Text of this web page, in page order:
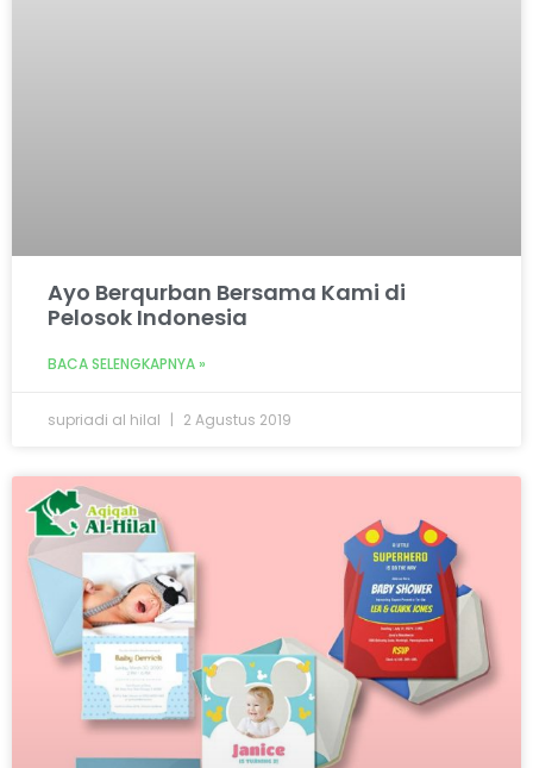
Ayo Berqurban Bersama Kami di
Pelosok Indonesia
BACA SELENGKAPNYA »
supriadi al hilal 2 Agustus 2019